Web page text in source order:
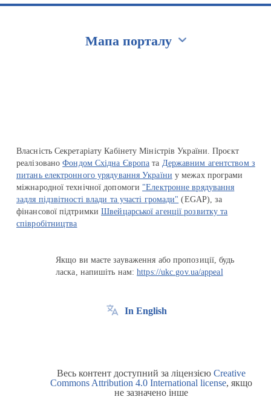
Мапа порталу
Власність Секретаріату Кабінету Міністрів України. Проєкт
реалізованоФондом Східна Європа та Державним агентством з
питань електронного урядування України у межах програми
міжнародної технічної допомоги "Електронне врядування
задля підзвітності влади та участі громади" (EGAP), за
фінансової підтримкиШвейцарської агенції розвитку та
співробітництва
Якщо ви маєте зауваження або пропозиції, будь
ласка, напишіть нам:https://ukc.gov.ua/appeal
In English
Весь контент доступний за ліцензією Creative
Commons Attribution 4.0 International license, якщо
не зазначено інше